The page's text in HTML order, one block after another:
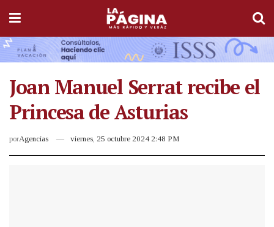
Joan Manuel Serrat recibe el
Princesa de Asturias
porAgencias viernes, 25 octubre 2024 2:48 PM